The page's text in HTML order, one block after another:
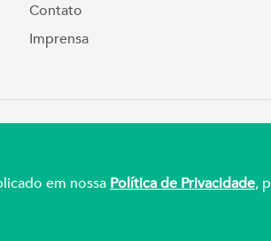
em nossa Política de Privacidade,
Contato
Imprensa
Real, 975 Petrópolis | Porto
92.990.498/0001-03